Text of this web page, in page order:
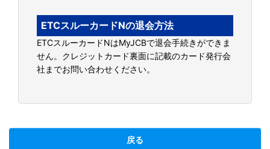
ETCスルーカードNの退会方法
ETCスルーカードNはMyJCBで退会手続きができま
せん。クレジットカード裏面に記載のカード発行会
社までお問い合わせください。
戻る